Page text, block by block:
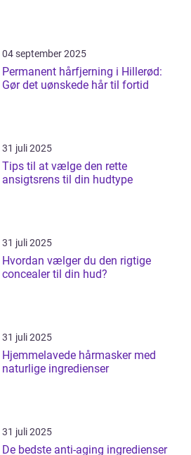
04 september 2025
Permanent hårfjerning i Hillerød:
Gør det uønskede hår til fortid
31 juli 2025
Tips til at vælge den rette
ansigtsrens til din hudtype
31 juli 2025
Hvordan vælger du den rigtige
concealer til din hud?
31 juli 2025
Hjemmelavede hårmasker med
naturlige ingredienser
31 juli 2025
De bedste anti-aging ingredienser